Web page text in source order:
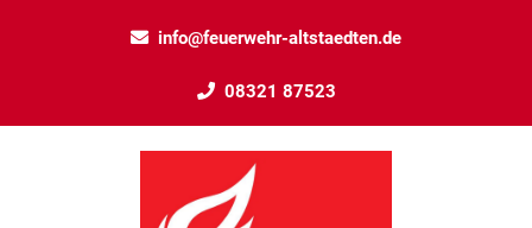
info@feuerwehr-altstaedten.de
08321 87523